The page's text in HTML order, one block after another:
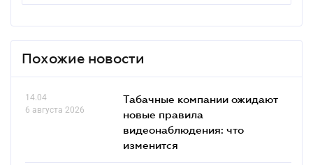
Похожие новости
14.04
6 августа 2026
Табачные компании ожидают
новые правила
видеонаблюдения: что
изменится